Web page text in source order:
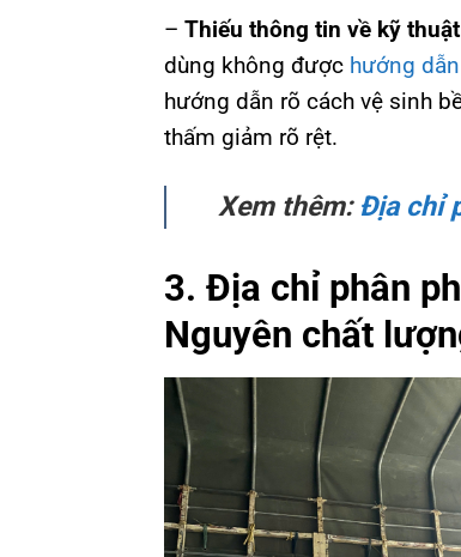
– Thiếu thông tin về kỹ
dùng không được hướng
hướng dẫn rõ cách vệ sinh
thấm giảm rõ rệt.
Xem thêm: Địa chỉ
3. Địa chỉ phân
Nguyên chất